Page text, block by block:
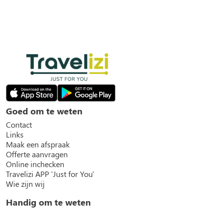
Goed om te weten
Contact
Links
Maak een afspraak
Offerte aanvragen
Online inchecken
Travelizi APP 'Just for You'
Wie zijn wij
Handig om te weten